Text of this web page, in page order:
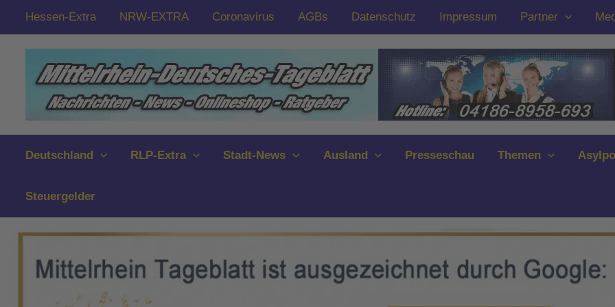
Zum
springen
Hessen-Extra NRW-EXTRA Coronavirus AGBs Datenschutz Impressum Partner
Deutschland RLP-Extra Stadt-News Ausland Presseschau Themen
Steuergelder